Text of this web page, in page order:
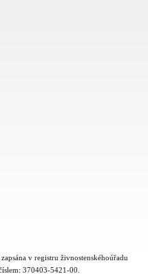
v registru živnostenskéhoúřadu
370403-5421-00.